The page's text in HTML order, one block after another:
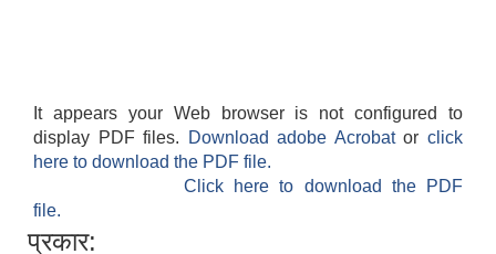
It appears your Web browser is not configured to
display PDF files.
Download adobe Acrobatorclick
here to download the PDF file.
Click here to download the PDF
file.
प्रकार: